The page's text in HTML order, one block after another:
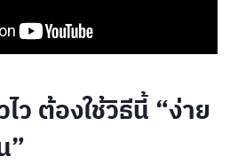
ว ต้องใช้วิธีนี้ “ง่าย
”